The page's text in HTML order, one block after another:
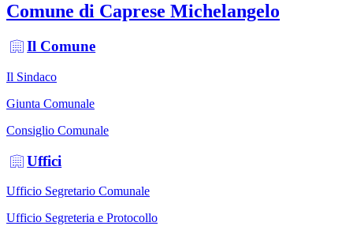
Comune di Caprese Michelangelo
Il Comune
Il Sindaco
Giunta Comunale
Consiglio Comunale
Uffici
Ufficio Segretario Comunale
Ufficio Segreteria e Protocollo